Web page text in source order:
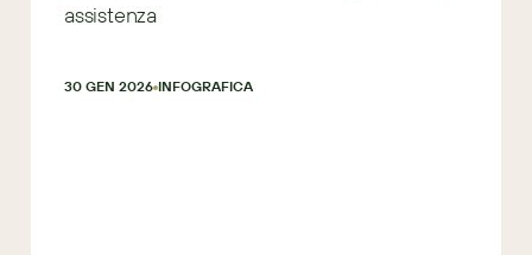
assistenza
30 GEN 2026 INFOGRAFICA